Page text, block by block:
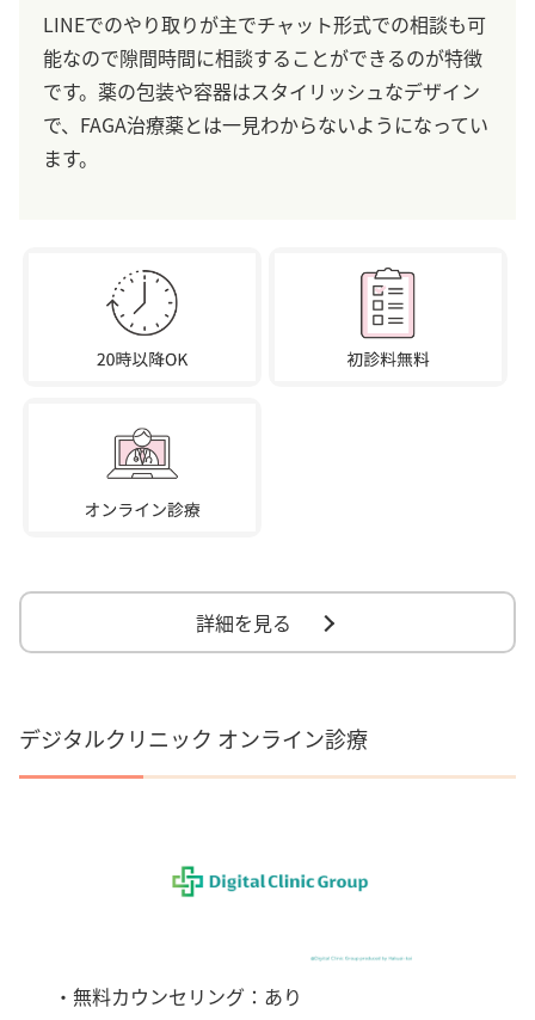
LINEでのやり取りが主でチャット形式での相談も可
能なので隙間時間に相談することができるのが特徴
です。薬の包装や容器はスタイリッシュなデザイン
で、FAGA治療薬とは一見わからないようになってい
ます。
詳細を見る
デジタルクリニック オンライン診療
・無料カウンセリング：あり